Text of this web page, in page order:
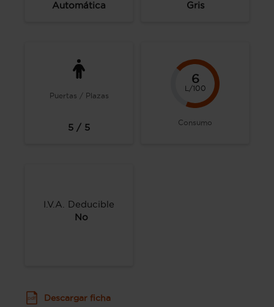
Automática Gris
Puertas / Plazas
5 / 5
6
L/100
Consumo
I.V.A. Deducible
No
Descargar ficha